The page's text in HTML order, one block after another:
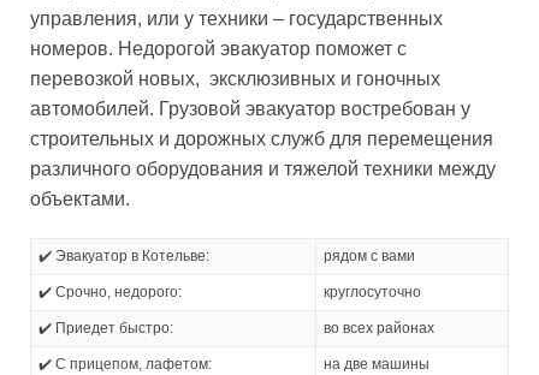
управления, или у техники – государственных
номеров. Недорогой эвакуатор поможет с
перевозкой новых, эксклюзивных и гоночных
автомобилей. Грузовой эвакуатор востребован у
строительных и дорожных служб для перемещения
различного оборудования и тяжелой техники между
объектами.
✔️ Эвакуатор в Котельве: рядом с вами
✔️ Срочно, недорого: круглосуточно
✔️ Приедет быстро: во всех районах
✔️ С прицепом, лафетом: на две машины